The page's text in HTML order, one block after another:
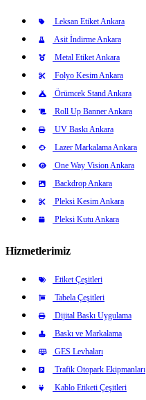
Leksan Etiket Ankara
Asit İndirme Ankara
Metal Etiket Ankara
Folyo Kesim Ankara
Örümcek Stand Ankara
Roll Up Banner Ankara
UV Baskı Ankara
Lazer Markalama Ankara
One Way Vision Ankara
Backdrop Ankara
Pleksi Kesim Ankara
Pleksi Kutu Ankara
Hizmetlerimiz
Etiket Çeşitleri
Tabela Çeşitleri
Dijital Baskı Uygulama
Baskı ve Markalama
GES Levhaları
Trafik Otopark Ekipmanları
Kablo Etiketi Çeşitleri